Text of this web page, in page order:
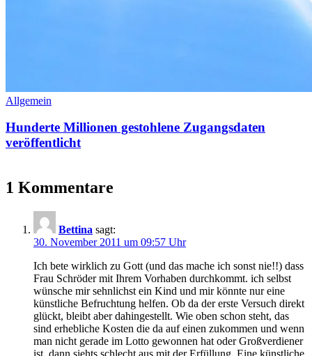
Allgemein
Hunderte Millionen gestohlene Zugangsdaten
veröffentlicht
1 Kommentare
Bettina sagt:
30. November 2011 um 09:57 Uhr
Ich bete wirklich zu Gott (und das mache ich sonst nie!!) dass
Frau Schröder mit Ihrem Vorhaben durchkommt. ich selbst
wünsche mir sehnlichst ein Kind und mir könnte nur eine
künstliche Befruchtung helfen. Ob da der erste Versuch direkt
glückt, bleibt aber dahingestellt. Wie oben schon steht, das
sind erhebliche Kosten die da auf einen zukommen und wenn
man nicht gerade im Lotto gewonnen hat oder Großverdiener